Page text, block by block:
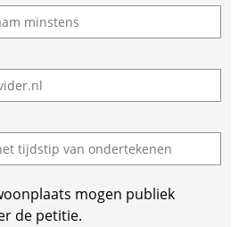
mogen publiek
de petitie.